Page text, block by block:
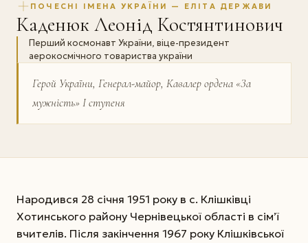
ПОЧЕСНІ ІМЕНА УКРАЇНИ — ЕЛІТА ДЕРЖАВИ
Каденюк Леонід Костянтинович
Перший космонавт України, віце-президент
аерокосмічного товариства україни
Герой України, Генерал-майор, Кавалер ордена «За
мужність» І ступеня
Народився 28 січня 1951 року в с. Клішківці
Хотинського району Чернівецької області в сім’ї
вчителів. Після закінчення 1967 року Клішківської